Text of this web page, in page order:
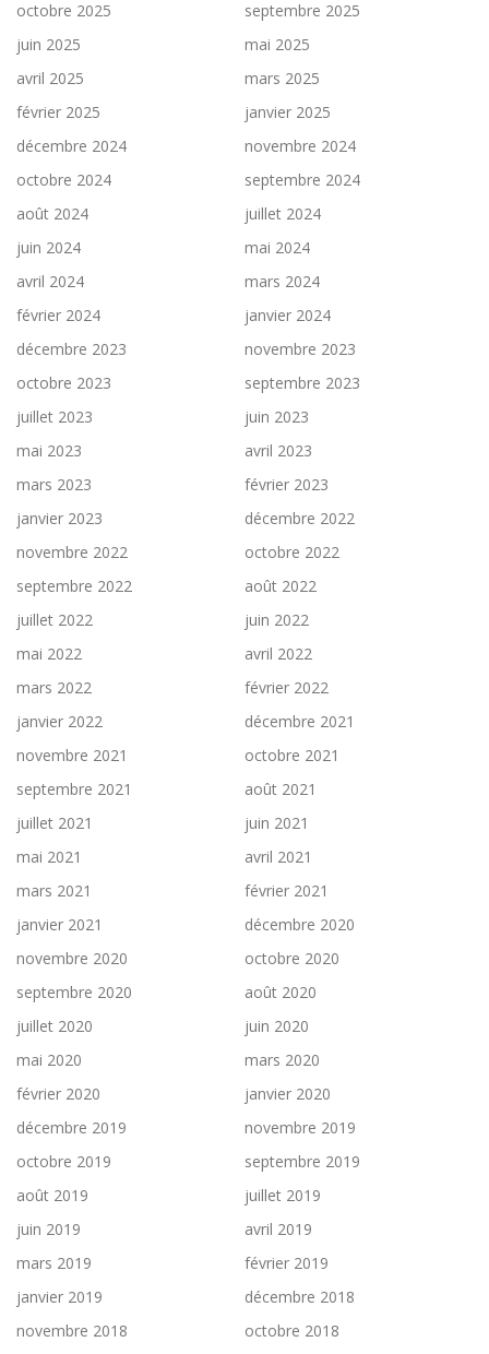
octobre 2025
septembre 2025
juin 2025
mai 2025
avril 2025
mars 2025
février 2025
janvier 2025
décembre 2024
novembre 2024
octobre 2024
septembre 2024
août 2024
juillet 2024
juin 2024
mai 2024
avril 2024
mars 2024
février 2024
janvier 2024
décembre 2023
novembre 2023
octobre 2023
septembre 2023
juillet 2023
juin 2023
mai 2023
avril 2023
mars 2023
février 2023
janvier 2023
décembre 2022
novembre 2022
octobre 2022
septembre 2022
août 2022
juillet 2022
juin 2022
mai 2022
avril 2022
mars 2022
février 2022
janvier 2022
décembre 2021
novembre 2021
octobre 2021
septembre 2021
août 2021
juillet 2021
juin 2021
mai 2021
avril 2021
mars 2021
février 2021
janvier 2021
décembre 2020
novembre 2020
octobre 2020
septembre 2020
août 2020
juillet 2020
juin 2020
mai 2020
mars 2020
février 2020
janvier 2020
décembre 2019
novembre 2019
octobre 2019
septembre 2019
août 2019
juillet 2019
juin 2019
avril 2019
mars 2019
février 2019
janvier 2019
décembre 2018
novembre 2018
octobre 2018